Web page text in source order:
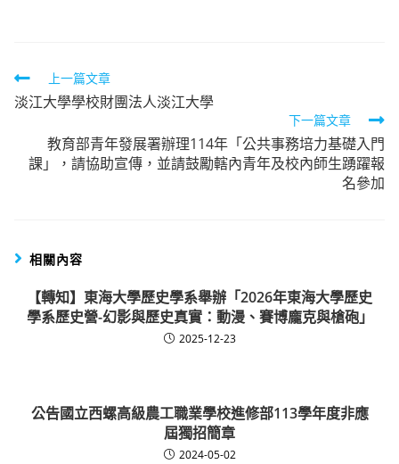
Read
more
articles
上一篇文章
淡江大學學校財團法人淡江大學
下一篇文章
教育部青年發展署辦理114年「公共事務培力基礎入門
課」，請協助宣傳，並請鼓勵轄內青年及校內師生踴躍報
名參加
相關內容
【轉知】東海大學歷史學系舉辦「2026年東海大學歷史
學系歷史營-幻影與歷史真實：動漫、賽博龐克與槍砲」
2025-12-23
公告國立西螺高級農工職業學校進修部113學年度非應
屆獨招簡章
2024-05-02